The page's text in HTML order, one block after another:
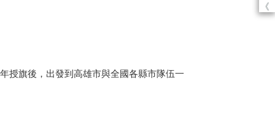
《
旗後，出發到高雄市與全國各縣市隊伍一